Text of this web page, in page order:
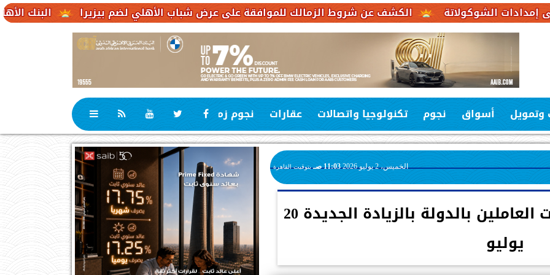
البنك الأهلي الكويتي – مصر يحقق صافي الكشف عن شروط الزمالك للموافقة على عرض شباب الأهلي لضم بيزيرا
وتمويل أسواق نجوم تكنولوجيا واتصالات عقارات نجوم زمان رياضة
الخميس، 2 يوليو 2026 11:03 صـ بتوقيت القاهرة
“المالية”: بدء صرف مرتبات العاملين بالدولة بالزيادة الجديدة 20
يوليو